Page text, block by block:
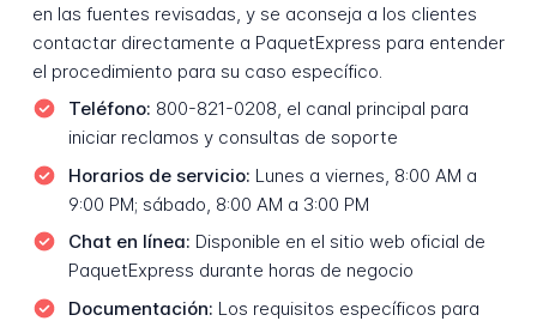
en las fuentes revisadas, y se aconseja a los clientes
contactar directamente a PaquetExpress para entender
el procedimiento para su caso específico.
Teléfono: 800-821-0208, el canal principal para
iniciar reclamos y consultas de soporte
Horarios de servicio: Lunes a viernes, 8:00 AM a
9:00 PM; sábado, 8:00 AM a 3:00 PM
Chat en línea: Disponible en el sitio web oficial de
PaquetExpress durante horas de negocio
Documentación: Los requisitos específicos para